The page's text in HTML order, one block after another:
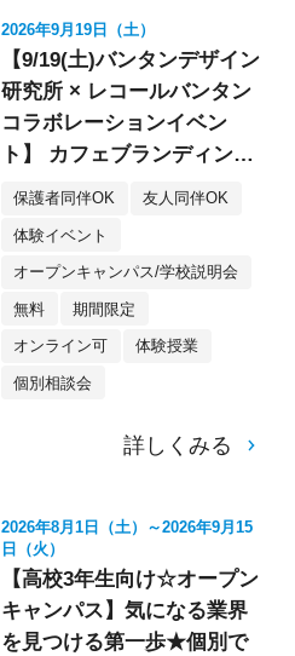
2026年9月19日（土）
【9/19(土)バンタンデザイン
研究所 × レコールバンタン
コラボレーションイベン
ト】 カフェブランディング
ワークショップ〈デザイ
保護者同伴OK 友人同伴OK
体験イベント
オープンキャンパス/学校説明会
無料 期間限定
オンライン可 体験授業
個別相談会
詳しくみる
2026年8月1日（土）～2026年9月15
日（火）
【高校3年生向け☆オープン
キャンパス】気になる業界
を見つける第一歩★個別で